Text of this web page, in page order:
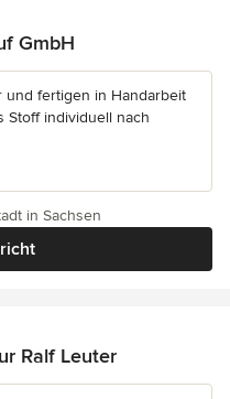
GmbH
und fertigen in Handarbeit
Stoff individuell nach
in Sachsen
Ralf Leuter